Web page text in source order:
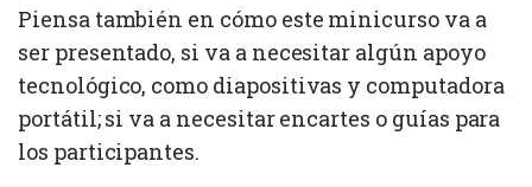
Piensa también en cómo este minicurso va a
ser presentado, si va a necesitar algún apoyo
tecnológico, como diapositivas y computadora
portátil; si va a necesitar encartes o guías para
los participantes.